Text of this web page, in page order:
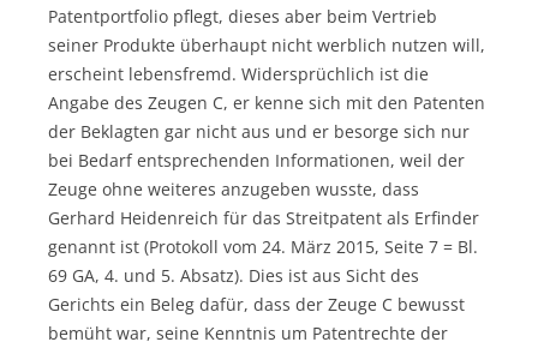
Patentportfolio pflegt, dieses aber beim Vertrieb
seiner Produkte überhaupt nicht werblich nutzen will,
erscheint lebensfremd. Widersprüchlich ist die
Angabe des Zeugen C, er kenne sich mit den Patenten
der Beklagten gar nicht aus und er besorge sich nur
bei Bedarf entsprechenden Informationen, weil der
Zeuge ohne weiteres anzugeben wusste, dass
Gerhard Heidenreich für das Streitpatent als Erfinder
genannt ist (Protokoll vom 24. März 2015, Seite 7 = Bl.
69 GA, 4. und 5. Absatz). Dies ist aus Sicht des
Gerichts ein Beleg dafür, dass der Zeuge C bewusst
bemüht war, seine Kenntnis um Patentrechte der